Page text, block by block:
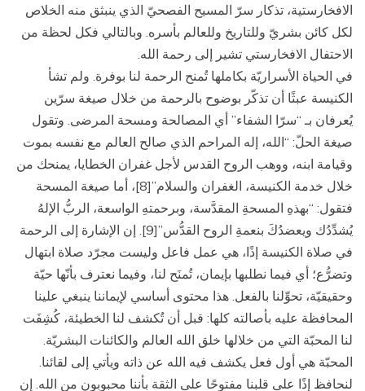
الافخارستية، تذكار سرّ المسيح الفصحيّ الذي ينبثق منه الخلاص
لكل كائن بشريّ وللتاريخ وللعالم بأسره. وبالتالي فكل لحظة من
الاحتفال الافخارستي تشير إلى رحمة الله.
في الحياة الأسراريّة بكاملها تُمنح الرحمة لنا بوفرة. ولم تشأ
الكنيسة عبثًا أن تذكّر بوضوح بالرحمة من خلال صيغة سرّين
يُعرفان بـ “سرّا الشفاء” أي المصالحة ومسحة المرضى. وتقول
صيغة الحلّ: “الله، إله المراحم الذي صالح العالم مع نفسه بموت
وقيامة ابنه، ووهب الروح القدس لأجل غفران الخطايا، يمنحك من
خلال خدمة الكنيسة، الغفران والسلام”[8]، أما صيغة المسحة
فتقول: “بهذهِ المسحةِ المقدَّسة، وبرحمتهِ الواسعة، الربُّ الإلهُ
يُشدِّدُك ويعضدُكَ بنعمةِ الروح القدُّس”[9]. إن الإشارة إلى الرحمة
في صلاة الكنيسة إذًا، هي عمل فاعل وليست مجرّد صلاة ابتهال
وتضرُّع؛ أي فيما نطلبها بإيمان، تُمنَح لنا، وفيما نعترف بأنّها حيّة
وحقيقيّة، تحوِّلنا بالفعل. هذا محتوى أساسي لإيماننا ينبغي علينا
المحافظة عليه بأصالته كلها: قبل أن تُكشف لنا الخطيئة، كُشِفَت
لنا المحبّة التي من خلالها خلق الله العالم والكائنات البشريّة.
المحبّة هي أول فعل يكشف فيه الله عن ذاته ويأتي إلى لقائنا.
لنحافظ إذًا على قلبنا مفتوحًا على الثقة بأننا محبوبون من الله. إن